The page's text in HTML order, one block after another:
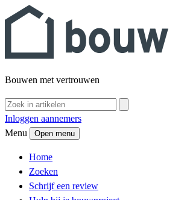
Bouwen met vertrouwen
Inloggen aannemers
Menu
Open menu
Home
Zoeken
Schrijf een review